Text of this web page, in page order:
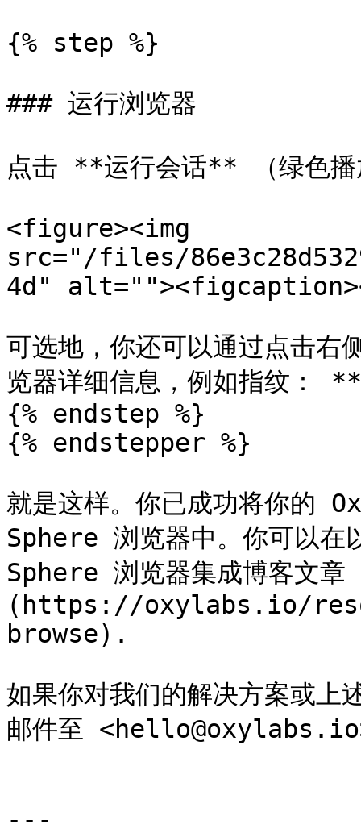
{% step %}
### 运行浏览器
点击 **运行会话** （绿色播
<figure><img
src="/files/
4d"
可选地，你还可以通过点击右
览器详细信息，例如指纹：
{% endstep %}
{% endstepper %}
就是这样。你已成功将你的
Sphere 浏览器中。你可以
Sphere 浏览器集成博客文
(https://oxylabs.io/
browse).
如果你对我们的解决方案或上
邮件至
---